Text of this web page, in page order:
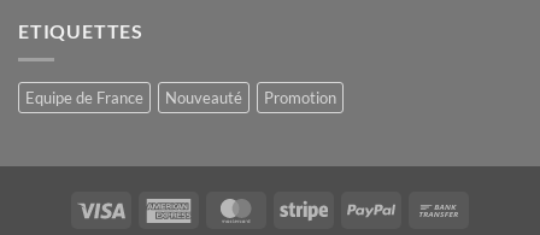
ETIQUETTES
Equipe de France Nouveauté Promotion
Visa
American
MasterCardStripe PayPal